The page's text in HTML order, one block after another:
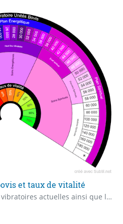
et taux de vitalité
Permet de mesurer les taux vibratoires actuelles ainsi que le taux de vitalité d'un organisme vivant.